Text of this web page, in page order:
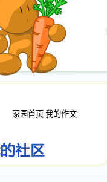
家园首页 我的作文